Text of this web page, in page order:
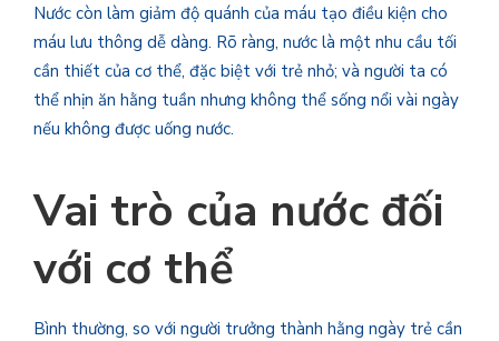
Nước còn làm giảm độ quánh của máu tạo điều kiện cho
máu lưu thông dễ dàng. Rõ ràng, nước là một nhu cầu tối
cần thiết của cơ thể, đặc biệt với trẻ nhỏ; và người ta có
thể nhịn ăn hằng tuần nhưng không thể sống nổi vài ngày
nếu không được uống nước.
Vai trò của nước đối
với cơ thể
Bình thường, so với người trưởng thành hằng ngày trẻ cần